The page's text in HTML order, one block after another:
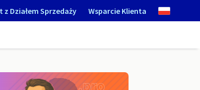
z Działem Sprzedaży Wsparcie Klienta